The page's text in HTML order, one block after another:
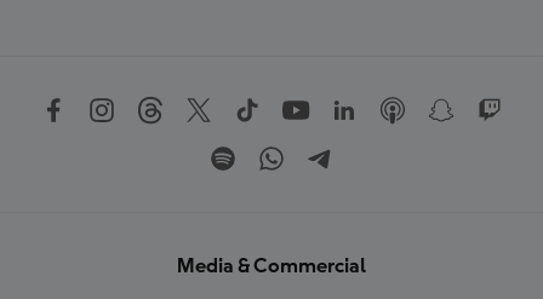
Media & Commercial